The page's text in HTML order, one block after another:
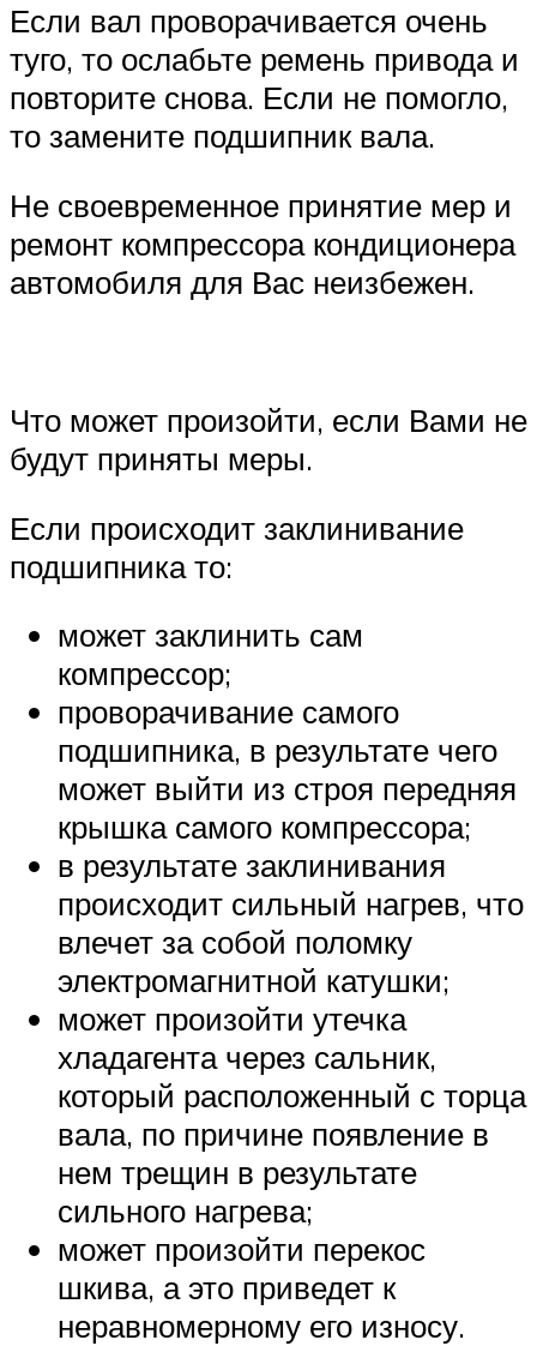
Если вал проворачивается очень
туго, то ослабьте ремень привода и
повторите снова. Если не помогло,
то замените подшипник вала.
Не своевременное принятие мер и
ремонт компрессора кондиционера
автомобиля для Вас неизбежен.
Что может произойти, если Вами не
будут приняты меры.
Если происходит заклинивание
подшипника то:
может заклинить сам
компрессор;
проворачивание самого
подшипника, в результате чего
может выйти из строя передняя
крышка самого компрессора;
в результате заклинивания
происходит сильный нагрев, что
влечет за собой поломку
электромагнитной катушки;
может произойти утечка
хладагента через сальник,
который расположенный с торца
вала, по причине появление в
нем трещин в результате
сильного нагрева;
может произойти перекос
шкива, а это приведет к
неравномерному его износу.